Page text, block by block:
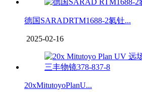
德国SARADRTM1688-2氡钍...
2025-02-16
20xMitutoyoPlanU...